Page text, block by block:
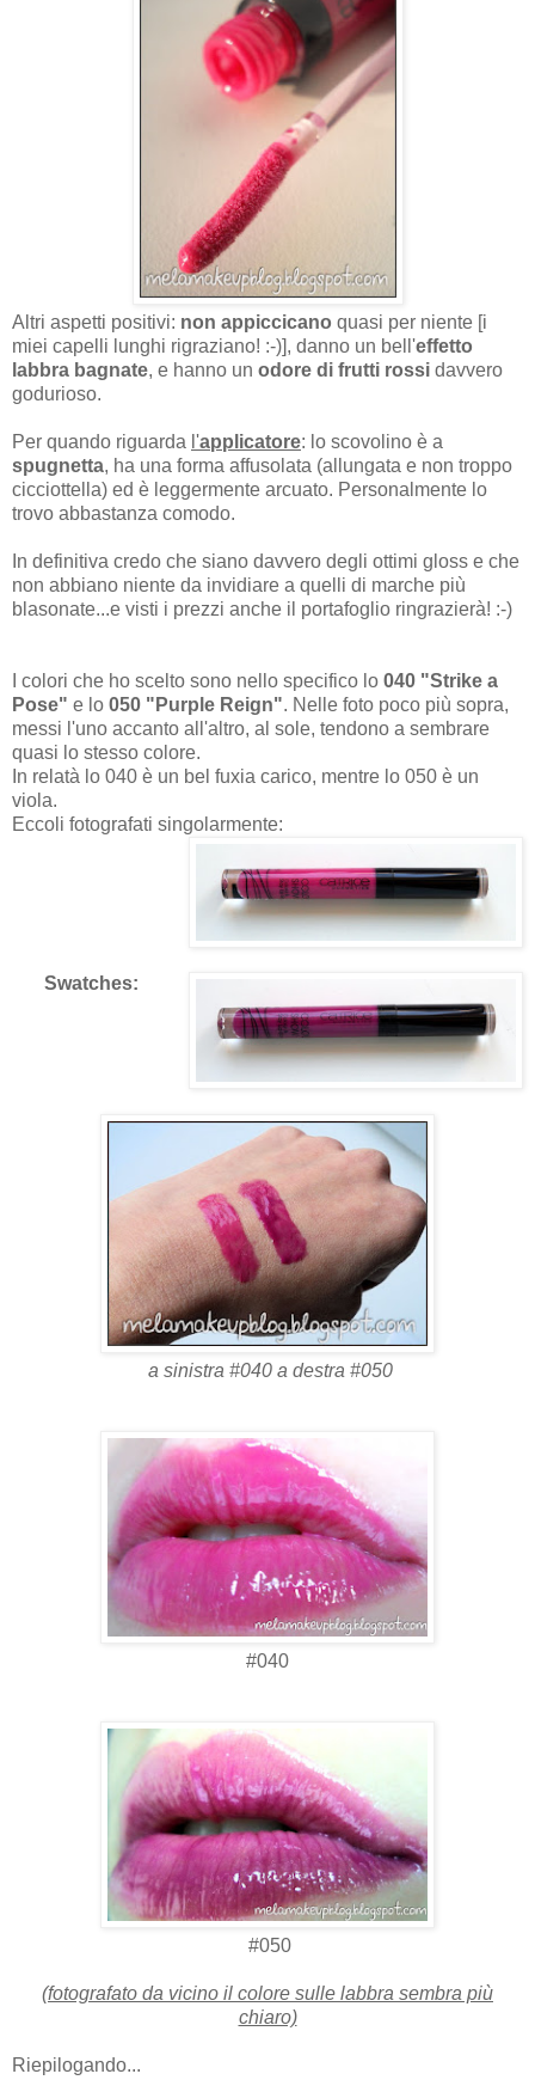
Altri aspetti positivi: non appiccicano quasi per niente [i
miei capelli lunghi rigraziano! :-)], danno un bell'effetto
labbra bagnate, e hanno un odore di frutti rossi davvero
godurioso.
Per quando riguarda l'applicatore: lo scovolino è a
spugnetta, ha una forma affusolata (allungata e non troppo
cicciottella) ed è leggermente arcuato. Personalmente lo
trovo abbastanza comodo.
In definitiva credo che siano davvero degli ottimi gloss e che
non abbiano niente da invidiare a quelli di marche più
blasonate...e visti i prezzi anche il portafoglio ringrazierà! :-)
I colori che ho scelto sono nello specifico lo 040 "Strike a
Pose" e lo 050 "Purple Reign". Nelle foto poco più sopra,
messi l'uno accanto all'altro, al sole, tendono a sembrare
quasi lo stesso colore.
In relatà lo 040 è un bel fuxia carico, mentre lo 050 è un
viola.
Eccoli fotografati singolarmente:
Swatches:
a sinistra #040a destra #050
#040
#050
(fotografato da vicino il colore sulle labbra sembra più
chiaro)
Riepilogando...